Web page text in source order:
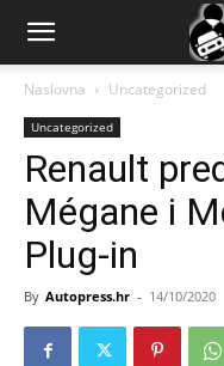
AutopressHR
Naslovna Uncategorized
Uncategorized
Renault
Mégane i
Plug-in
By Autopress.hr - 14/10/2020